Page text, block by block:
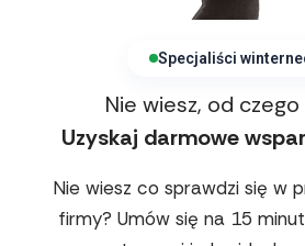
Specjaliści
Nie wiesz, od
Uzyskaj darmowe
Nie wiesz co sprawdzi się w
firmy? Umów się na 15